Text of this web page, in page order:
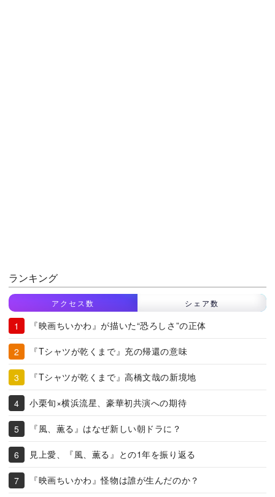
ランキング
アクセス数 シェア数
『映画ちいかわ』が描いた“恐ろしさ”の正体
『Tシャツが乾くまで』充の帰還の意味
『Tシャツが乾くまで』高橋文哉の新境地
小栗旬×横浜流星、豪華初共演への期待
『風、薫る』はなぜ新しい朝ドラに？
見上愛、『風、薫る』との1年を振り返る
『映画ちいかわ』怪物は誰が生んだのか？